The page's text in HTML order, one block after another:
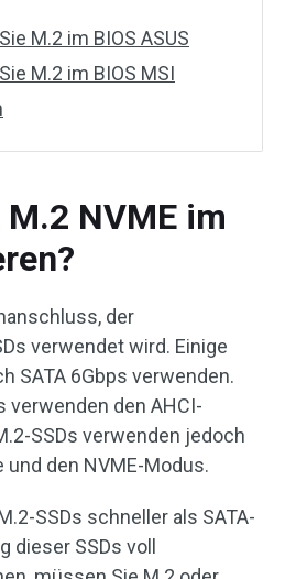
M.2 im BIOS ASUS
M.2 im BIOS MSI
NVME im
der
verwendet wird. Einige
SATA 6Gbps verwenden.
verwenden den AHCI-
SSDs verwenden jedoch
den NVME-Modus.
SSDs schneller als SATA-
dieser SSDs voll